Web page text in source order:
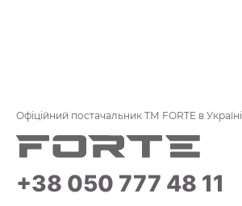
Офіційний постачальник ТМ FORTE в Україні
+38 050 777 48 11